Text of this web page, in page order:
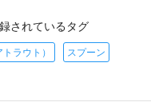
されているタグ
ラウト） スプーン